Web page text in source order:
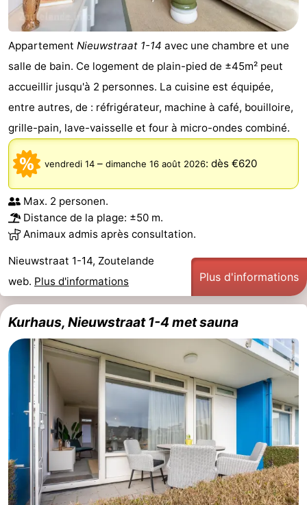
Appartement Nieuwstraat 1-14 avec une chambre et une
salle de bain. Ce logement de plain-pied de ±45m² peut
accueillir jusqu'à 2 personnes. La cuisine est équipée,
entre autres, de : réfrigérateur, machine à café, bouilloire,
grille-pain, lave-vaisselle et four à micro-ondes combiné.
vendredi 14 – dimanche 16 août 2026: dès €620
Max. 2 personen.
Distance de la plage: ±50 m.
Animaux admis après consultation.
Nieuwstraat 1-14, Zoutelande
web. Plus d'informations Plus d'informations
Kurhaus, Nieuwstraat 1-4 met sauna